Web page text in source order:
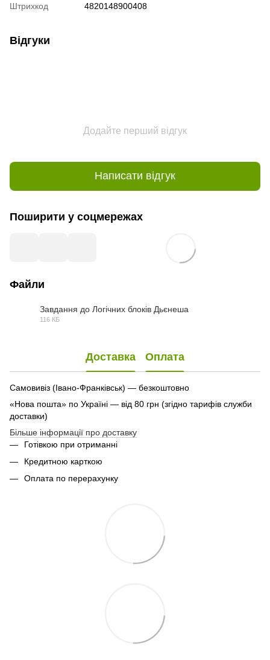
Штрихкод
4820148900408
Відгуки
Додайте перший відгук
Написати відгук
Поширити у соцмережах
Файли
Завдання до Логічних блоків Дьєнеша
116 КБ
Доставка Оплата
Самовивіз (Івано-Франківськ) — безкоштовно
«Нова пошта» по Україні — від 80 грн (згідно тарифів служби
доставки)
Більше інформації про доставку
Готівкою при отриманні
Кредитною карткою
Оплата по перерахунку